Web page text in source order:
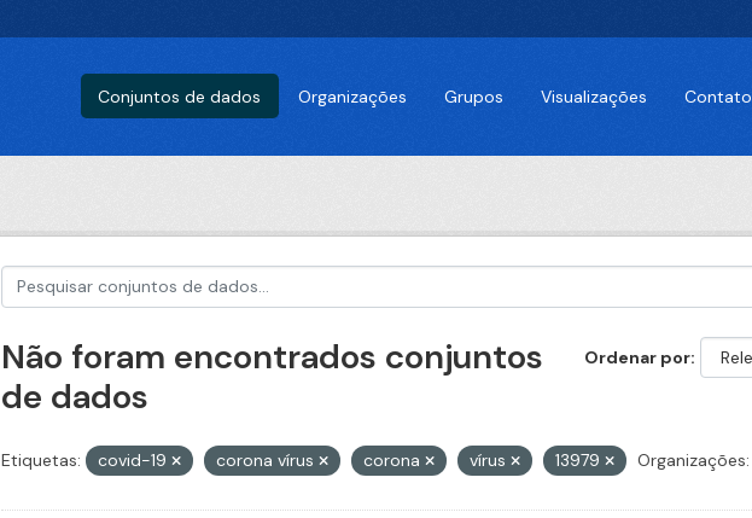
Conjuntos de dados Organizações Grupos Visualizações Contato
Ordenar por
Não foram encontrados conjuntos
de dados
Etiquetas: covid-19 corona vírus corona vírus 13979 Organizações: